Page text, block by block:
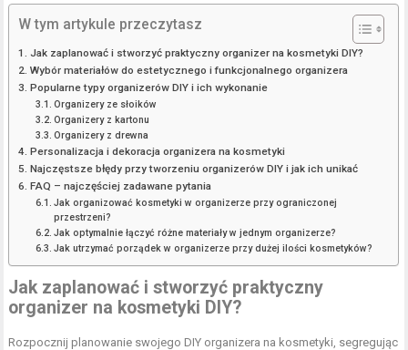
W tym artykule przeczytasz
Jak zaplanować i stworzyć praktyczny organizer na kosmetyki DIY?
Wybór materiałów do estetycznego i funkcjonalnego organizera
Popularne typy organizerów DIY i ich wykonanie
Organizery ze słoików
Organizery z kartonu
Organizery z drewna
Personalizacja i dekoracja organizera na kosmetyki
Najczęstsze błędy przy tworzeniu organizerów DIY i jak ich unikać
FAQ – najczęściej zadawane pytania
Jak organizować kosmetyki w organizerze przy ograniczonej
przestrzeni?
Jak optymalnie łączyć różne materiały w jednym organizerze?
Jak utrzymać porządek w organizerze przy dużej ilości kosmetyków?
Jak zaplanować i stworzyć praktyczny
organizer na kosmetyki DIY?
Rozpocznij planowanie swojego DIY organizera na kosmetyki, segregując